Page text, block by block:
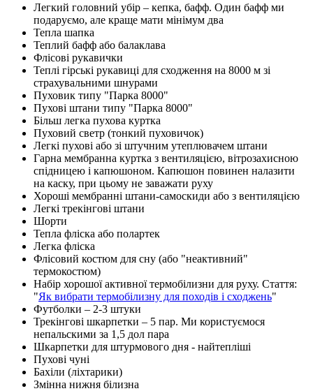
Легкий головний убір – кепка, бафф. Один бафф ми
подаруємо, але краще мати мінімум два
Тепла шапка
Теплий бафф або балаклава
Флісові рукавички
Теплі гірські рукавиці для сходження на 8000 м зі
страхувальними шнурами
Пуховик типу "Парка 8000"
Пухові штани типу "Парка 8000"
Більш легка пухова куртка
Пуховий светр (тонкий пуховичок)
Легкі пухові або зі штучним утеплювачем штани
Гарна мембранна куртка з вентиляцією, вітрозахисною
спідницею і капюшоном. Капюшон повинен налазити
на каску, при цьому не заважати руху
Хороші мембранні штани-самоскиди або з вентиляцією
Легкі трекінгові штани
Шорти
Тепла фліска або полартек
Легка фліска
Флісовий костюм для сну (або "неактивний"
термокостюм)
Набір хорошої активної термобілизни для руху. Стаття:
"Як вибрати термобілизну для походів і сходжень"
Футболки – 2-3 штуки
Трекінгові шкарпетки – 5 пар. Ми користуємося
непальскими за 1,5 дол пара
Шкарпетки для штурмового дня - найтепліші
Пухові чуні
Бахіли (ліхтарики)
Змінна нижня білизна